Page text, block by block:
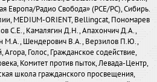
Европа/Радио Свобода» (PCE/PC), Сибирь.
MEDIUM-ORIENT, Bellingcat, Пономарев
С.Е., Камалягин Д.Н., Апахончич Д.А.,
М.А., Шендерович В.А., Верзилов П.Ю.,
Агора, Голос, Гражданское содействие,
Комитет против пыток, Левада-Центр,
школа гражданского просвещения,